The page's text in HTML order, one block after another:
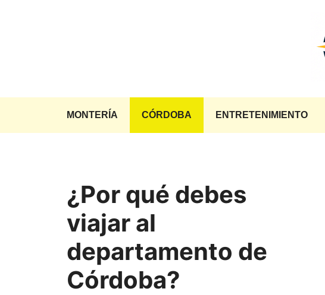
MONTERÍA CÓRDOBA ENTRETENIMIENTO
¿Por qué debes
viajar al
departamento de
Córdoba?